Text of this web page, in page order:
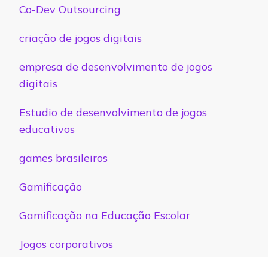
Co-Dev Outsourcing
criação de jogos digitais
empresa de desenvolvimento de jogos
digitais
Estudio de desenvolvimento de jogos
educativos
games brasileiros
Gamificação
Gamificação na Educação Escolar
Jogos corporativos